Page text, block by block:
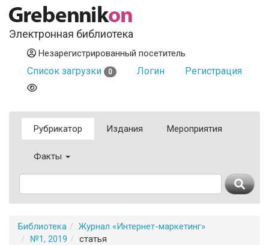
Электронная библиотека
Незарегистрированный посетитель
Список загрузки 0 Логин Регистрация
Рубрикатор Издания Мероприятия
Факты
Библиотека
Журнал «Интернет-маркетинг»
№1, 2019
статья